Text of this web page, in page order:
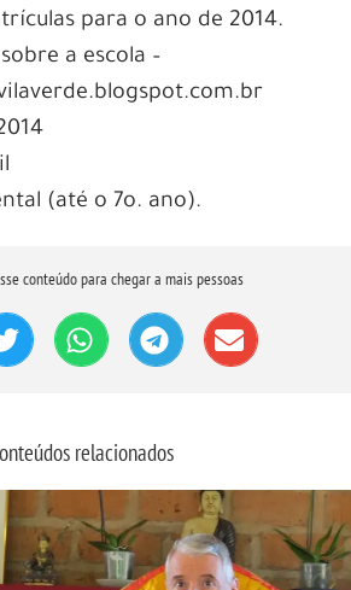
para o ano de 2014.
a escola –
(até o 7o. ano).
conteúdo para chegar a mais pessoas
relacionados